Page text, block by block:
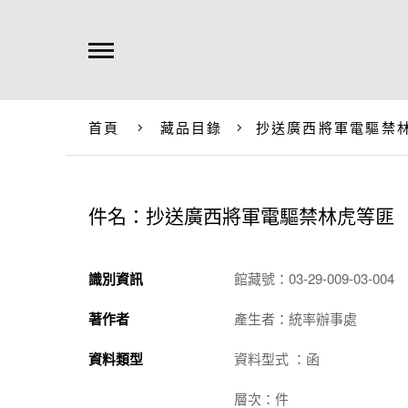
首頁 藏品目錄 抄送廣西將軍電驅禁
件名：抄送廣西將軍電驅禁林虎等匪
識別資訊 館藏號：03-29-009-03-004
著作者 產生者：統率辦事處
資料類型 資料型式 ：函
層次：件